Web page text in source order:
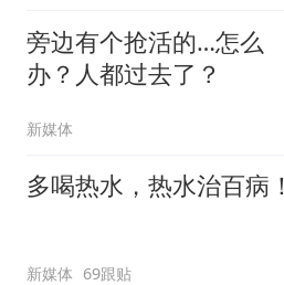
旁边有个抢活的…怎么
办？人都过去了？
新媒体
多喝热水，热水治百病！
新媒体 69跟贴